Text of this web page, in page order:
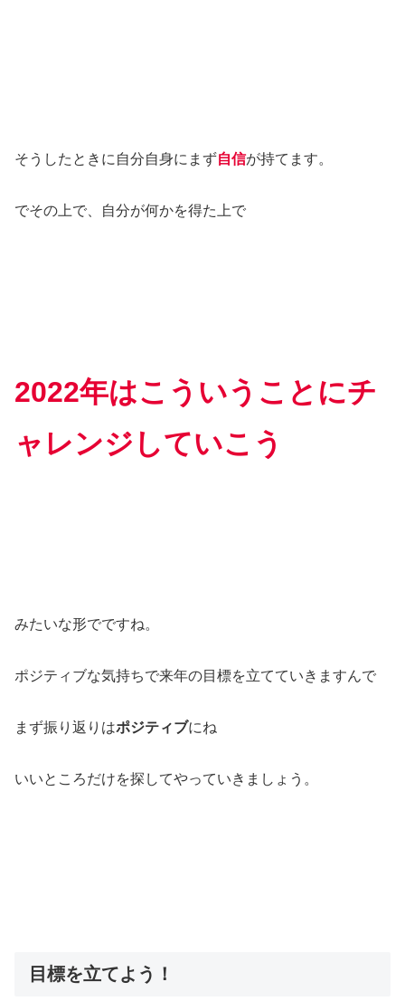
そうしたときに自分自身にまず自信が持てます。
でその上で、自分が何かを得た上で
2022年はこういうことにチ
ャレンジしていこう
みたいな形でですね。
ポジティブな気持ちで来年の目標を立てていきますんで
まず振り返りはポジティブにね
いいところだけを探してやっていきましょう。
目標を立てよう！